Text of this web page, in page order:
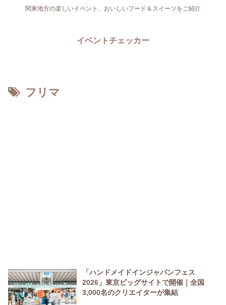
関東地方の楽しいイベント、おいしいフード＆スイーツをご紹介
イベントチェッカー
フリマ
「ハンドメイドインジャパンフェス
2026」東京ビッグサイトで開催｜全国
3,000名のクリエイターが集結